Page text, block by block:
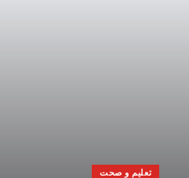
مل گئے
تعلیم و صحت